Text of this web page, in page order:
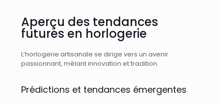
Aperçu des tendances
futures en horlogerie
L’horlogerie artisanale se dirige vers un avenir
passionnant, mêlant innovation et tradition.
Prédictions et tendances émergentes